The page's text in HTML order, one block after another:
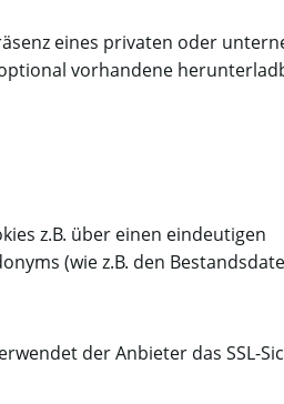
eines privaten oder
vorhandene
z.B. über einen eindeutigen
(wie z.B. den
der Anbieter das SSL-